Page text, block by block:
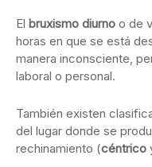
El bruxismo diurno o de
horas en que se está
manera inconsciente,
laboral o personal.
También existen
del lugar donde se
rechinamiento (céntrico